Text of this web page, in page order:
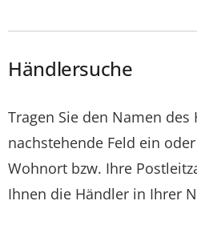
Händlersuche
Tragen Sie den Namen des
nachstehende Feld ein
Wohnort bzw. Ihre
Ihnen die Händler in Ihrer